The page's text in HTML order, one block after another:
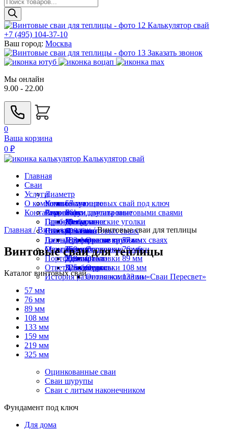
товаров
Калькулятор свай
+7 (495) 104-37-10
Ваш город: Москва
Заказать звонок
Мы онлайн
9.00 - 22.00
0
Ваша корзина
0 ₽
Калькулятор свай
Главная
Сваи
Диаметр
57 мм
76 мм
89 мм
108 мм
133 мм
159 мм
219 мм
325 мм
Комплектующие
Балки двутавровые
Металлические уголки
Оголовки
Оголовки 57 мм
Оголовки 76 мм
Оголовки 89 мм
Оголовки 108 мм
Оголовки 133 мм
Профильные трубы
Термоусадочные трубки
Удлинители
Швеллеры
Строение
Для дома
Для бани
Для террасы
Для забора
Для гаража
Для беседки
Услуги
Установка винтовых свай под ключ
Ремонт фундамента винтовыми сваями
Пробное бурение
Навесы на винтовых сваях
Дачные домики на винтовых сваях
Мангалы
О компании
Акции
Гарантии
Статьи
Госты
Отзывы
Портфолио
Ответы на вопросы
История развития компании «Сваи Пересвет»
Контакты
Главная / Винтовые сваи /Винтовые сваи для теплицы
Винтовые сваи для теплицы
Каталог винтовых свай
57 мм
76 мм
89 мм
108 мм
133 мм
159 мм
219 мм
325 мм
Оцинкованные сваи
Сваи шурупы
Сваи с литым наконечником
Фундамент под ключ
Для дома